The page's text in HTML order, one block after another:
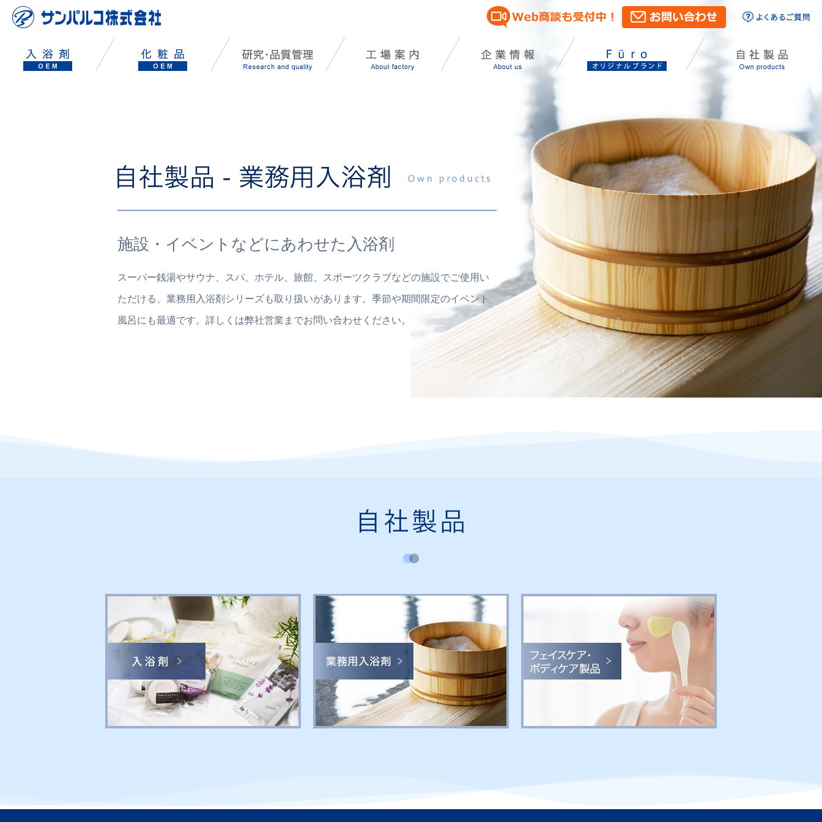
施設・イベントなどにあわせた入浴剤
スーパー銭湯やサウナ、スパ、ホテル、旅館、スポーツクラブなどの施設でご使用い
ただける、業務用入浴剤シリーズも取り扱いがあります。季節や期間限定のイベント
風呂にも最適です。詳しくは弊社営業までお問い合わせください。